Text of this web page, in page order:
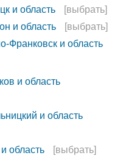
и область
[выбрать]
и область
[выбрать]
Франковск и область
и область
и область
область
[выбрать]